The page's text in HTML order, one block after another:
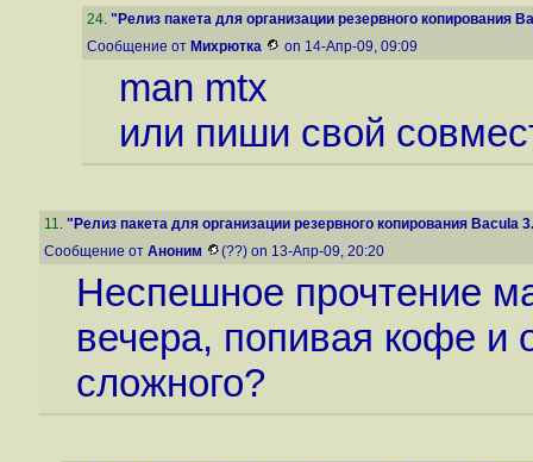
24. "Релиз пакета для организации резервного копирования
Сообщение от Михрютка on 14-Апр-09, 09:09
man mtx
или пиши свой
11. "Релиз пакета для организации резервного копирования Bacula
Сообщение от Аноним (??) on 13-Апр-09, 20:20
Неспешное прочтение
вечера, попивая кофе и
сложного?